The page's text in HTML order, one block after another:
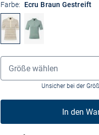
Farbe: Ecru Braun Gestreift
Größenauswahl
Größe wählen
Unsicher bei der
In den